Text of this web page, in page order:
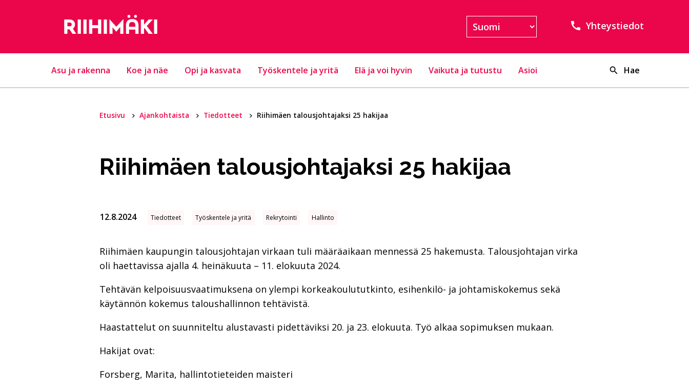
Yhteystiedot
Asu ja rakenna Koe ja näe Opi ja kasvata Työskentele ja yritä Elä ja voi hyvin Vaikuta ja tutustu Asioi Hae
Etusivu Ajankohtaista Tiedotteet Riihimäen talousjohtajaksi 25 hakijaa
Riihimäen talousjohtajaksi 25 hakijaa
12.8.2024 Tiedotteet Työskentele ja yritä Rekrytointi Hallinto
Riihimäen kaupungin talousjohtajan virkaan tuli määräaikaan mennessä 25 hakemusta. Talousjohtajan virka
oli haettavissa ajalla 4. heinäkuuta – 11. elokuuta 2024.
Tehtävän kelpoisuusvaatimuksena on ylempi korkeakoulututkinto, esihenkilö- ja johtamiskokemus sekä
käytännön kokemus taloushallinnon tehtävistä.
Haastattelut on suunniteltu alustavasti pidettäviksi 20. ja 23. elokuuta. Työ alkaa sopimuksen mukaan.
Hakijat ovat:
Forsberg, Marita, hallintotieteiden maisteri